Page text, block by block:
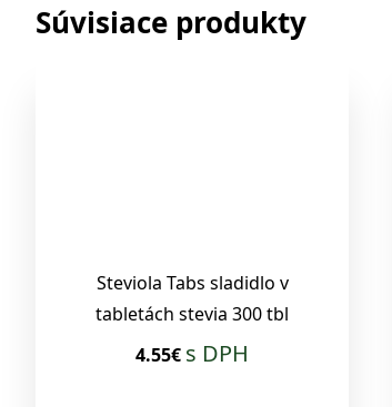
Súvisiace produkty
Steviola Tabs sladidlo v
tabletách stevia 300 tbl
4.55€ s DPH